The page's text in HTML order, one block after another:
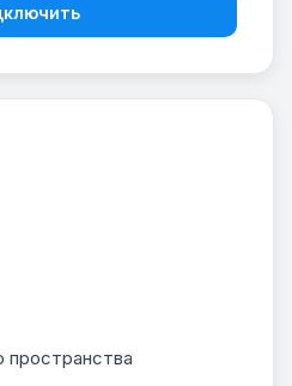
пространства